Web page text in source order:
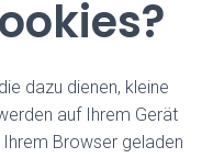
dazu dienen, kleine
auf Ihrem Gerät
Browser geladen